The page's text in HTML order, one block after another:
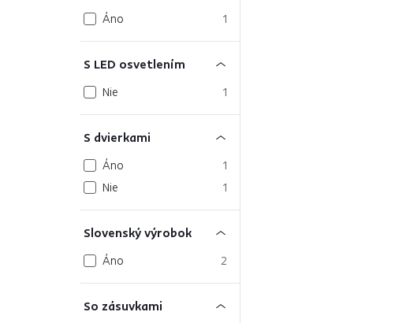
Áno 1
S LED osvetlením
Nie 1
S dvierkami
Áno
1
Nie
1
Slovenský výrobok
Áno 2
So zásuvkami